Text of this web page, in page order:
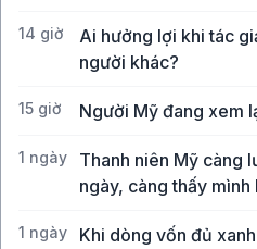
14 giờ
Ai hưởng lợi khi tác
người khác?
15 giờ Người Mỹ đang xem
1 ngày
Thanh niên Mỹ càng
ngày, càng thấy mình
1 ngày
Khi dòng vốn đủ